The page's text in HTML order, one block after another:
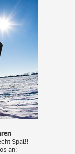
Spaß!
an: